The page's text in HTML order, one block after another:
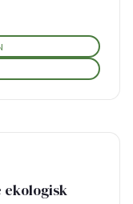
ekologisk